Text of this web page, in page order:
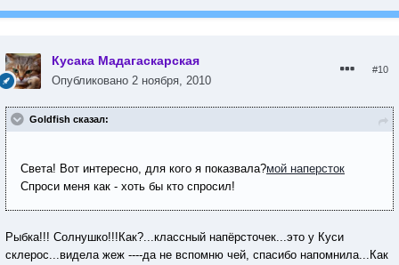
Кусака Мадагаскарская
Опубликовано 2 ноября, 2010
#10
Goldfish сказал:
Света! Вот интересно, для кого я показвала?мой наперсток
Спроси меня как - хоть бы кто спросил!
Рыбка!!! Солнушко!!!Как?...классный напёрсточек...это у Куси
склерос...видела жеж ----да не вспомню чей, спасибо напомнила...Как